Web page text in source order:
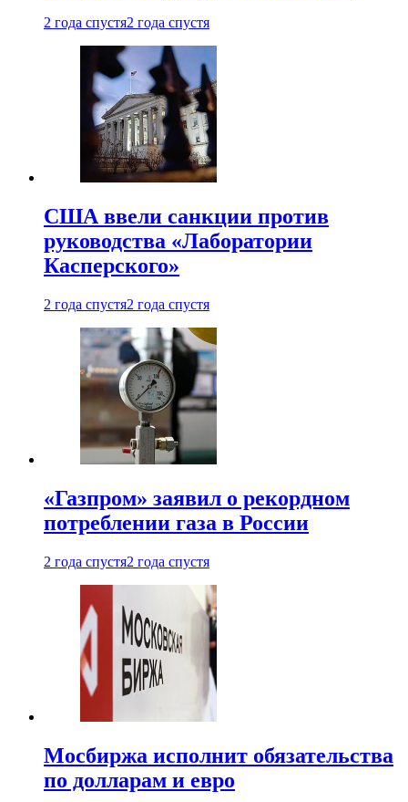
2 года спустя2 года спустя
США ввели санкции против
руководства «Лаборатории
Касперского»
2 года спустя2 года спустя
«Газпром» заявил о рекордном
потреблении газа в России
2 года спустя2 года спустя
Мосбиржа исполнит обязательства
по долларам и евро